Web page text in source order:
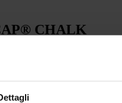
CHALK